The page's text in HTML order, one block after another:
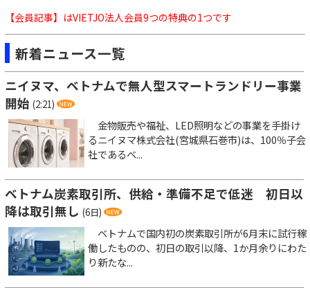
【会員記事】はVIETJO法人会員9つの特典の1つです
新着ニュース一覧
ニイヌマ、ベトナムで無人型スマートランドリー事業
開始 (2:21)
金物販売や福祉、LED照明などの事業を手掛け
るニイヌマ株式会社(宮城県石巻市)は、100％子会
社であるベ...
ベトナム炭素取引所、供給・準備不足で低迷 初日以
降は取引無し (6日)
ベトナムで国内初の炭素取引所が6月末に試行稼
働したものの、初日の取引以降、1か月余りにわた
り新たな...